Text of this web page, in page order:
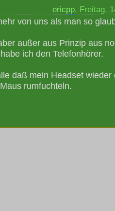
ericpp, Freitag,
von uns als man so
außer aus Prinzip aus
ich den Telefonhörer.
daß mein Headset
rumfuchteln.